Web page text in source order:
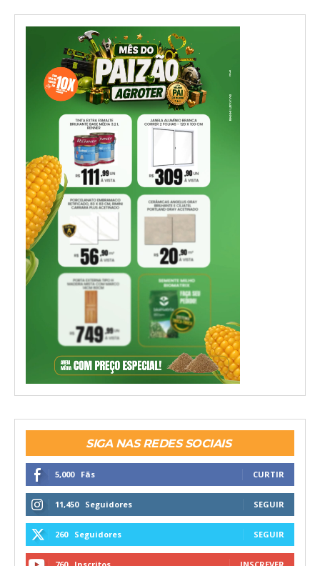
SIGA NAS REDES SOCIAIS
5,000 Fãs CURTIR
11,450 Seguidores SEGUIR
260 Seguidores SEGUIR